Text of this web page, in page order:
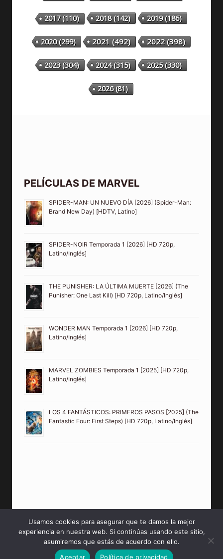
2017(110) 2018(142) 2019(186)
2020(299) 2021(492) 2022(398)
2023(304) 2024(315) 2025(330)
2026(81)
PELÍCULAS DE MARVEL
SPIDER-MAN: UN NUEVO DÍA [2026] (Spider-Man:
Brand New Day) [HDTV, Latino]
SPIDER-NOIR Temporada 1 [2026] [HD 720p,
Latino/Inglés]
THE PUNISHER: LA ÚLTIMA MUERTE [2026] (The
Punisher: One Last Kill) [HD 720p, Latino/Inglés]
WONDER MAN Temporada 1 [2026] [HD 720p,
Latino/Inglés]
MARVEL ZOMBIES Temporada 1 [2025] [HD 720p,
Latino/Inglés]
LOS 4 FANTÁSTICOS: PRIMEROS PASOS [2025] (The
Fantastic Four: First Steps) [HD 720p, Latino/Inglés]
© 2026 PeliculasMP4HD Sitio creado para tí.
Usamos cookies para asegurar que te damos la mejor
experiencia en nuestra web. Si continúas usando este sitio,
asumiremos que estás de acuerdo con ello.
Aceptar
Política de privacidad